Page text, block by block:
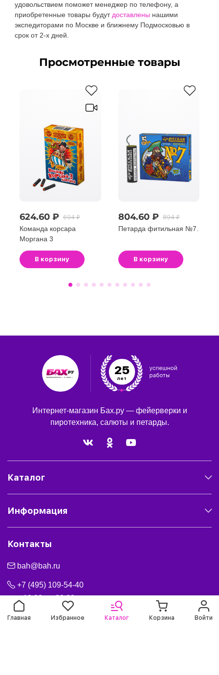
удовольствием поможет менеджер по телефону, а
приобретенные товары будут доставлены нашими
экспедиторами по Москве и ближнему Подмосковью в
срок от 2-х дней.
Просмотренные товары
624.60 ₽ 694 ₽
Команда корсара
Моргана 3
В корзину
804.60 ₽ 894 ₽
Петарда фитильная №7.
В корзину
25
лет
Интернет-магазин Бах.ру — фейерверки и
пиротехника, салюты и петарды.
Каталог
Информация
Контакты
bah@bah.ru
+7 (495) 109-54-40
с 10:00 до 20:00
Перезвоните мне
Главная Избранное Каталог Корзина Войти